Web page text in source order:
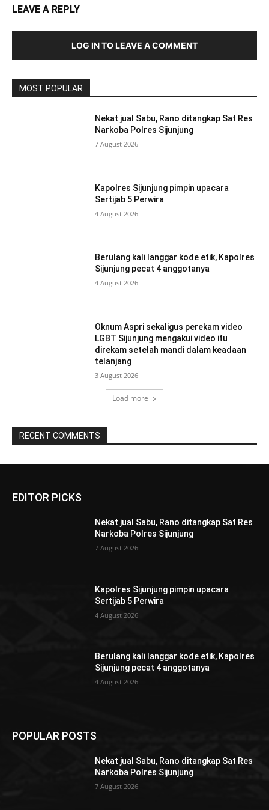
LEAVE A REPLY
LOG IN TO LEAVE A COMMENT
MOST POPULAR
Nekat jual Sabu, Rano ditangkap Sat Res
Narkoba Polres Sijunjung
7 August 2026
Kapolres Sijunjung pimpin upacara
Sertijab 5 Perwira
4 August 2026
Berulang kali langgar kode etik, Kapolres
Sijunjung pecat 4 anggotanya
4 August 2026
Oknum Aspri sekaligus perekam video
LGBT Sijunjung mengakui video itu
direkam setelah mandi dalam keadaan
telanjang
3 August 2026
Load more
RECENT COMMENTS
EDITOR PICKS
Nekat jual Sabu, Rano ditangkap Sat Res
Narkoba Polres Sijunjung
7 August 2026
Kapolres Sijunjung pimpin upacara
Sertijab 5 Perwira
4 August 2026
Berulang kali langgar kode etik, Kapolres
Sijunjung pecat 4 anggotanya
4 August 2026
POPULAR POSTS
Nekat jual Sabu, Rano ditangkap Sat Res
Narkoba Polres Sijunjung
7 August 2026